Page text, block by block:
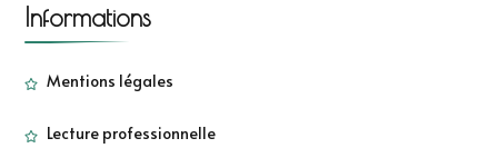
Informations
Mentions légales
Lecture professionnelle